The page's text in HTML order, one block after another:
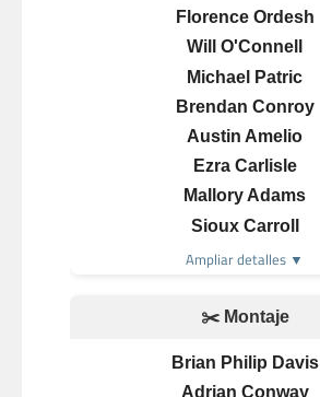
Florence Ordesh
Will O'Connell
Michael Patric
Brendan Conroy
Austin Amelio
Ezra Carlisle
Mallory Adams
Sioux Carroll
Ampliar detalles ▼
✂️ Montaje
Brian Philip Davis
Adrian Conway